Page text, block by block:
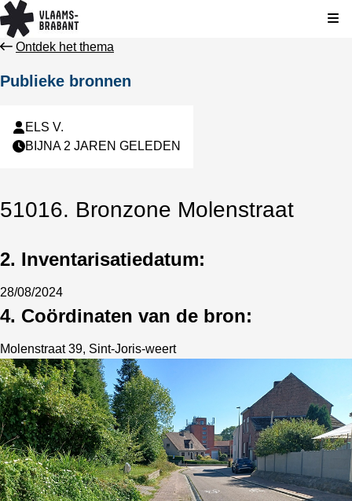
Ontdek het thema
Publieke bronnen
ELS V.
BIJNA 2 JAREN GELEDEN
51016. Bronzone Molenstraat
2. Inventarisatiedatum:
28/08/2024
4. Coördinaten van de bron:
Molenstraat 39, Sint-Joris-weert